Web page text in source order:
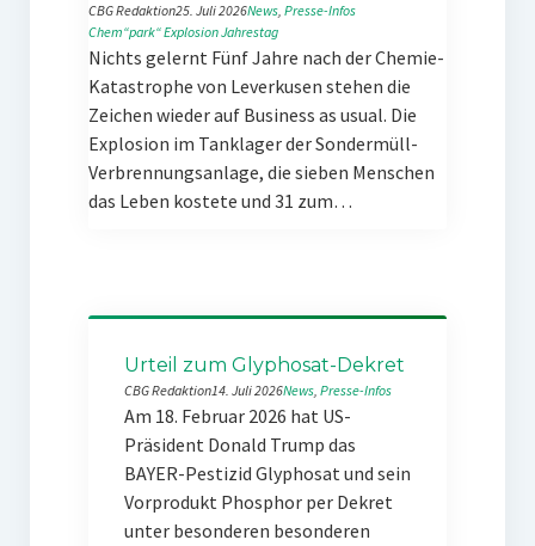
CBG Redaktion25. Juli 2026News, Presse-Infos
Chem“park“ExplosionJahrestag
Nichts gelernt Fünf Jahre nach der Chemie-
Katastrophe von Leverkusen stehen die
Zeichen wieder auf Business as usual. Die
Explosion im Tanklager der Sondermüll-
Verbrennungsanlage, die sieben Menschen
das Leben kostete und 31 zum…
Urteil zum Glyphosat-Dekret
CBG Redaktion14. Juli 2026News, Presse-Infos
Am 18. Februar 2026 hat US-
Präsident Donald Trump das
BAYER-Pestizid Glyphosat und sein
Vorprodukt Phosphor per Dekret
unter besonderen besonderen